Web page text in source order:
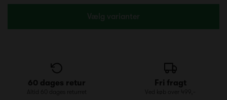
Vælg varianter
60 dages retur
Altid 60 dages returret
Fri fragt
Ved køb over 499,-